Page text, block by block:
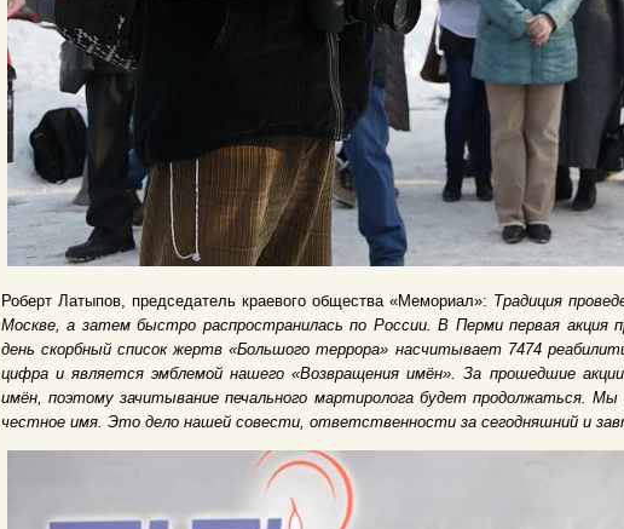
Роберт Латыпов, председатель краевого общества «Мемориал»: Традиция
Москве, а затем быстро распространилась по России. В Перми первая акция
день скорбный список жертв «Большого террора» насчитывает 7474
цифра и является эмблемой нашего «Возвращения имён». За прошедшие
имён, поэтому зачитывание печального мартиролога будет продолжаться.
честное имя. Это дело нашей совести, ответственности за сегодняшний и